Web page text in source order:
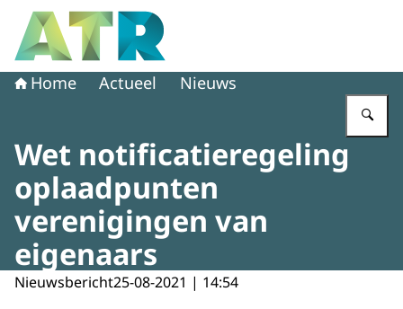
Naar de homepage van Adviescollege toetsing regeldruk
Home Actueel Nieuws
Wet notificatieregeling
oplaadpunten
verenigingen van
eigenaars
Nieuwsbericht25-08-2021 | 14:54